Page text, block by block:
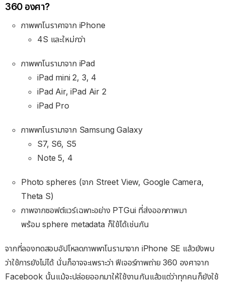
360 องศา?
ภาพพาโนราคาจาก iPhone
4S และใหม่กว่า
ภาพพาโนรามาจาก iPad
iPad mini 2, 3, 4
iPad Air, iPad Air 2
iPad Pro
ภาพพาโนรามาจาก Samsung Galaxy
S7, S6, S5
Note 5, 4
Photo spheres (จาก Street View, Google Camera,
Theta S)
ภาพจากซอฟต์แวร์เฉพาะอย่าง PTGui ที่ส่งออกภาพมา
พร้อม sphere metadata ก็ใช้ได้เช่นกัน
จากที่ลองทดสอบอัปโหลดภาพพาโนรามาจาก iPhone SE แล้วยังพบ
ว่าใช้การยังไม่ได้ นั่นก็อาจจะเพราะว่า ฟีเจอร์ภาพถ่าย 360 องศาจาก
Facebook นั้นแม้จะปล่อยออกมาให้ใช้งานกันแล้วแต่ว่าทุกคนก็ยังใช้